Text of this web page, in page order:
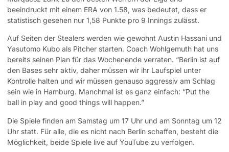
beeindruckt mit einem ERA von 1.58, was bedeutet, dass er
statistisch gesehen nur 1,58 Punkte pro 9 Innings zulässt.
Auf Seiten der Stealers werden wie gewohnt Austin Hassani und
Yasutomo Kubo als Pitcher starten. Coach Wohlgemuth hat uns
bereits seinen Plan für das Wochenende verraten. “Berlin ist auf
den Bases sehr aktiv, daher müssen wir ihr Laufspiel unter
Kontrolle halten und wir müssen genauso aggressiv am Schlag
sein wie in Hamburg. Manchmal ist es ganz einfach: “Put the
ball in play and good things will happen.”
Die Spiele finden am Samstag um 17 Uhr und am Sonntag um 12
Uhr statt. Für alle, die es nicht nach Berlin schaffen, besteht die
Möglichkeit, beide Spiele live auf YouTube zu verfolgen.